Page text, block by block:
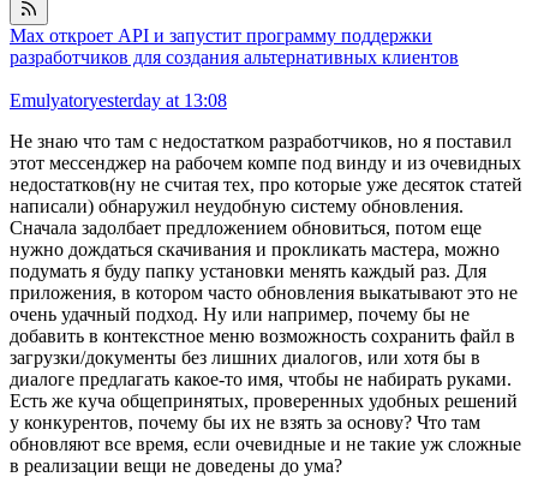
Max откроет API и запустит программу поддержки
разработчиков для создания альтернативных клиентов
Emulyatoryesterday at 13:08
Не знаю что там с недостатком разработчиков, но я поставил
этот мессенджер на рабочем компе под винду и из очевидных
недостатков(ну не считая тех, про которые уже десяток статей
написали) обнаружил неудобную систему обновления.
Сначала задолбает предложением обновиться, потом еще
нужно дождаться скачивания и прокликать мастера, можно
подумать я буду папку установки менять каждый раз. Для
приложения, в котором часто обновления выкатывают это не
очень удачный подход. Ну или например, почему бы не
добавить в контекстное меню возможность сохранить файл в
загрузки/документы без лишних диалогов, или хотя бы в
диалоге предлагать какое-то имя, чтобы не набирать руками.
Есть же куча общепринятых, проверенных удобных решений
у конкурентов, почему бы их не взять за основу? Что там
обновляют все время, если очевидные и не такие уж сложные
в реализации вещи не доведены до ума?